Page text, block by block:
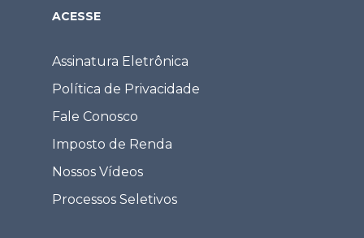
ACESSE
Assinatura Eletrônica
Política de Privacidade
Fale Conosco
Imposto de Renda
Nossos Vídeos
Processos Seletivos